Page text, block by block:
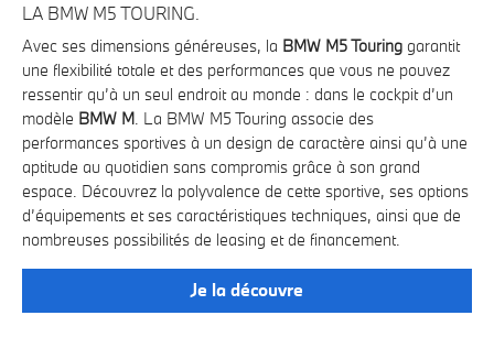
LA BMW M5 TOURING.
Avec ses dimensions généreuses, la BMW M5 Touring garantit
une flexibilité totale et des performances que vous ne pouvez
ressentir qu’à un seul endroit au monde : dans le cockpit d’un
modèle BMW M . La BMW M5 Touring associe des
performances sportives à un design de caractère ainsi qu’à une
aptitude au quotidien sans compromis grâce à son grand
espace. Découvrez la polyvalence de cette sportive, ses options
d’équipements et ses caractéristiques techniques, ainsi que de
nombreuses possibilités de leasing et de financement.
Je la découvre